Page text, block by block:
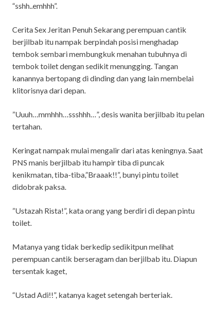
“sshh..emhhh”.
Cerita Sex Jeritan Penuh Sekarang perempuan cantik
berjilbab itu nampak berpindah posisi menghadap
tembok sembari membungkuk menahan tubuhnya di
tembok toilet dengan sedikit menungging. Tangan
kanannya bertopang di dinding dan yang lain membelai
klitorisnya dari depan.
”Uuuh…mmhhh…ssshhh…”, desis wanita berjilbab itu pelan
tertahan.
Keringat nampak mulai mengalir dari atas keningnya. Saat
PNS manis berjilbab itu hampir tiba di puncak
kenikmatan, tiba-tiba,”Braaak!!”, bunyi pintu toilet
didobrak paksa.
”Ustazah Rista!”, kata orang yang berdiri di depan pintu
toilet.
Matanya yang tidak berkedip sedikitpun melihat
perempuan cantik berseragam dan berjilbab itu. Diapun
tersentak kaget,
“Ustad Adi!!”, katanya kaget setengah berteriak.